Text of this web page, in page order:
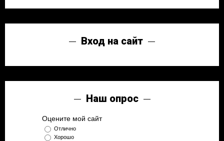
Вход на сайт
Наш опрос
Оцените мой сайт
Отлично
Хорошо